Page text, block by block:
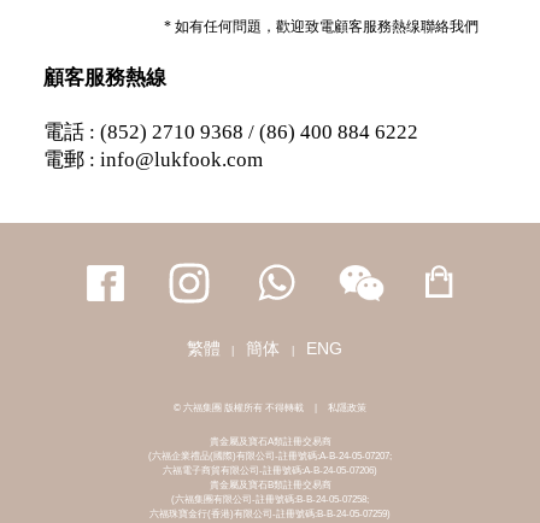
繁體 簡体 ENG
© 六福集團 版權所有 不得轉載 | 私隱政策
貴金屬及寶石A類註冊交易商
(六福企業禮品(國際)有限公司-註冊號碼:A-B-24-05-07207;
六福電子商貿有限公司-註冊號碼:A-B-24-05-07206)
貴金屬及寶石B類註冊交易商
(六福集團有限公司-註冊號碼:B-B-24-05-07258;
六福珠寶金行(香港)有限公司-註冊號碼:B-B-24-05-07259)